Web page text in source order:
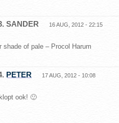
SANDER 16 AUG, 2012 - 22:15
shade of pale – Procol Harum
PETER 17 AUG, 2012 - 10:08
ook! 🙂